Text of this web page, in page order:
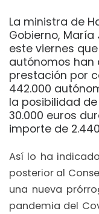
La ministra de
Gobierno,
este viernes
autónomos
prestación por
442.000
la posibilidad
30.000 euros
importe de
Así lo ha
posterior al
una nueva
pandemia del